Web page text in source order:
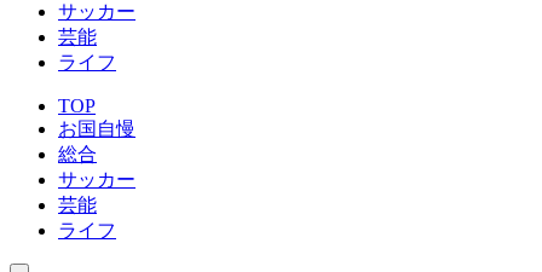
サッカー
芸能
ライフ
TOP
お国自慢
総合
サッカー
芸能
ライフ